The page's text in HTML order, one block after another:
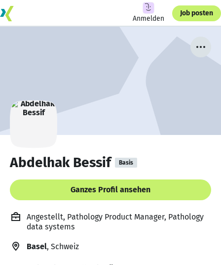
Anmelden
Job posten
Abdelhak Bessif Basis
Ganzes Profil ansehen
Angestellt, Pathology Product Manager, Pathology
data systems
Basel, Schweiz